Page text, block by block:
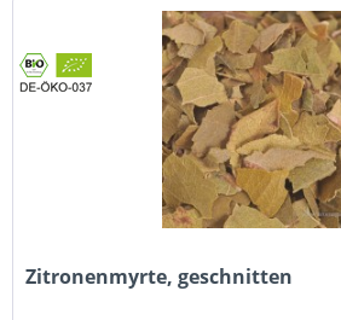
Zitronenmyrte, geschnitten